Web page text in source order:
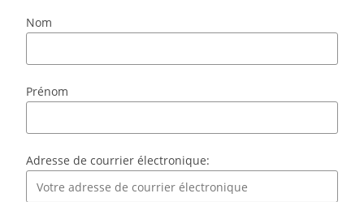
Nom
Prénom
Adresse de courrier électronique: